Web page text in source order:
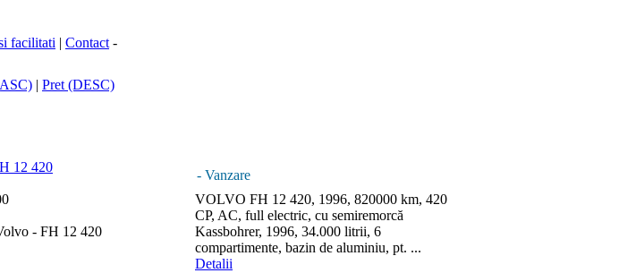
facilitati | Contact -
| Pret (DESC)
12 420
- Vanzare
- FH 12 420
VOLVO FH 12 420, 1996, 820000 km, 420
CP, AC, full electric, cu semiremorcă
Kassbohrer, 1996, 34.000 litrii, 6
compartimente, bazin de aluminiu, pt. ...
Detalii